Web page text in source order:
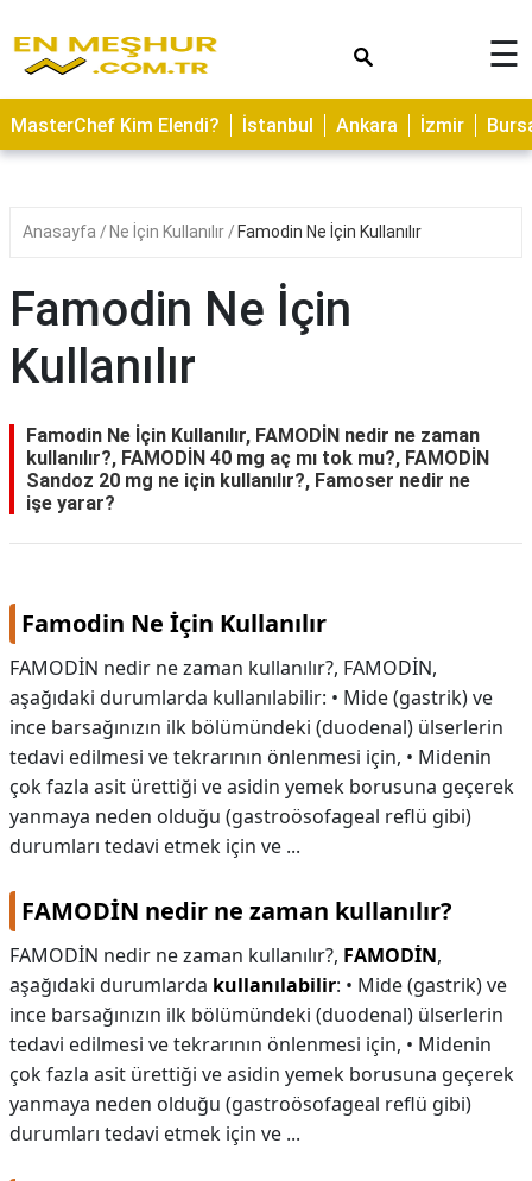
ASTROLOJİ
SAĞLIK
YERLER
BAKIMI
KAMP
ALANLARI
İLETİŞİM
☰
MasterChef Kim Elendi? İstanbul Ankara İzmir
Anasayfa Ne İçin Kullanılır Famodin Ne İçin Kullanılır
Famodin Ne İçin
Kullanılır
Famodin Ne İçin Kullanılır, FAMODİN nedir ne zaman
kullanılır?, FAMODİN 40 mg aç mı tok mu?, FAMODİN
Sandoz 20 mg ne için kullanılır?, Famoser nedir ne
işe yarar?
Famodin Ne İçin Kullanılır
FAMODİN nedir ne zaman kullanılır?, FAMODİN,
aşağıdaki durumlarda kullanılabilir: • Mide (gastrik) ve
ince barsağınızın ilk bölümündeki (duodenal) ülserlerin
tedavi edilmesi ve tekrarının önlenmesi için, • Midenin
çok fazla asit ürettiği ve asidin yemek borusuna geçerek
yanmaya neden olduğu (gastroösofageal reflü gibi)
durumları tedavi etmek için ve ...
FAMODİN nedir ne zaman kullanılır?
FAMODİN nedir ne zaman kullanılır?, FAMODİN,
aşağıdaki durumlarda kullanılabilir: • Mide (gastrik) ve
ince barsağınızın ilk bölümündeki (duodenal) ülserlerin
tedavi edilmesi ve tekrarının önlenmesi için, • Midenin
çok fazla asit ürettiği ve asidin yemek borusuna geçerek
yanmaya neden olduğu (gastroösofageal reflü gibi)
durumları tedavi etmek için ve ...